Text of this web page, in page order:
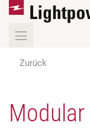
Zurück
Modular